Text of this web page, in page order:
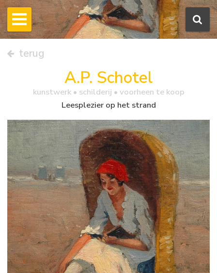
terug
A.P. Schotel
kunstwerk • schilderij • voorheen te koop
Leesplezier op het strand